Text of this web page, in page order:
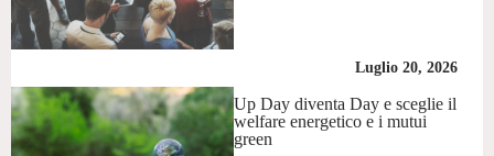
Luglio 20, 2026
Up Day diventa Day e sceglie il
welfare energetico e i mutui
green